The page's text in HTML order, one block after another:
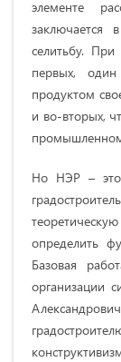
элементе
заключается
селитьбу.
первых,
продуктом
и во-вторых,
Но НЭР – это
определить
Базовая
организации